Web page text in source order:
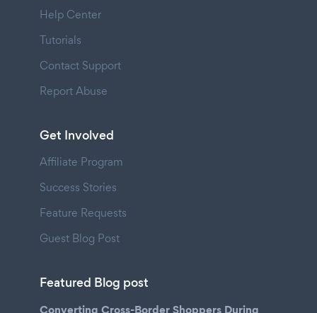
Help Center
Tutorials
Contact Support
Report Abuse
Get Involved
Affiliate Program
Success Stories
Feature Requests
Guest Blog Post
Featured Blog post
Converting Cross-Border Shoppers During